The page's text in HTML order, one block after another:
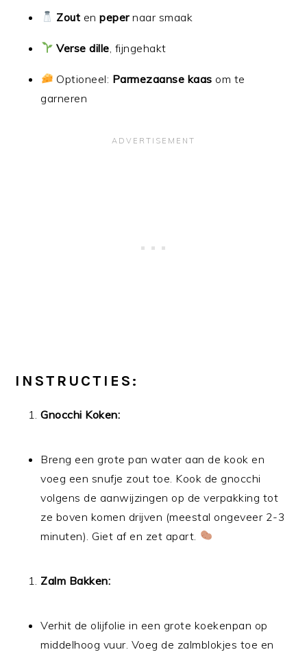
Zout enpepernaar smaak
Verse dille , fijngehakt
Optioneel: Parmezaanse kaas om te
garneren
INSTRUCTIES:
Gnocchi Koken:
Breng een grote pan water aan de kook en
voeg een snufje zout toe. Kook de gnocchi
volgens de aanwijzingen op de verpakking tot
ze boven komen drijven (meestal ongeveer 2-3
minuten). Giet af en zet apart.
Zalm Bakken:
Verhit de olijfolie in een grote koekenpan op
middelhoog vuur. Voeg de zalmblokjes toe en